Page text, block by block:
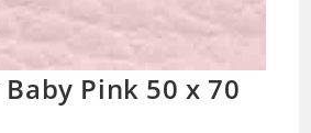
Pink 50 x 70